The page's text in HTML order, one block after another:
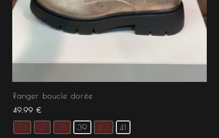
Ranger boucle dorée
49.99 €
36 37 38 39 40 41